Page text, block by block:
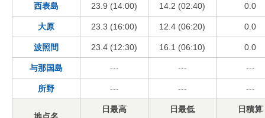
西表島 23.9 (14:00) 14.2 (02:40) 0.0
大原 23.3 (16:00) 12.4 (06:20) 0.0
波照間 23.4 (12:30) 16.1 (06:10) 0.0
与那国島 --- --- ---
所野 --- --- ---
日最高 日最低 日積算